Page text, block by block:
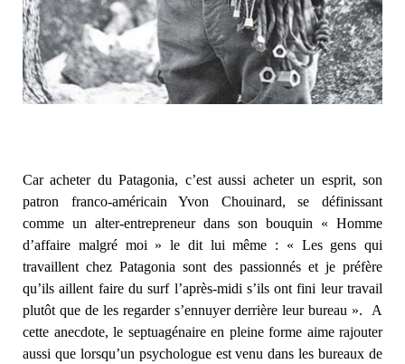
Car acheter du Patagonia, c’est aussi acheter un esprit, son
patron franco-américain Yvon Chouinard, se définissant
comme un alter-entrepreneur dans son bouquin « Homme
d’affaire malgré moi » le dit lui même : « Les gens qui
travaillent chez Patagonia sont des passionnés et je préfère
qu’ils aillent faire du surf l’après-midi s’ils ont fini leur travail
plutôt que de les regarder s’ennuyer derrière leur bureau ». A
cette anecdote, le septuagénaire en pleine forme aime rajouter
aussi que lorsqu’un psychologue est venu dans les bureaux de